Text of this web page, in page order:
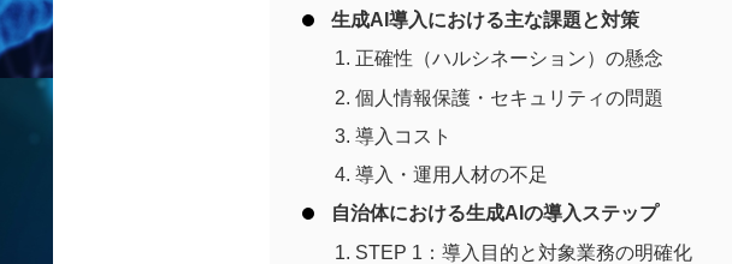
生成AI導入における主な課題と対策
正確性（ハルシネーション）の懸念
個人情報保護・セキュリティの問題
導入コスト
導入・運用人材の不足
自治体における生成AIの導入ステップ
STEP 1：導入目的と対象業務の明確化